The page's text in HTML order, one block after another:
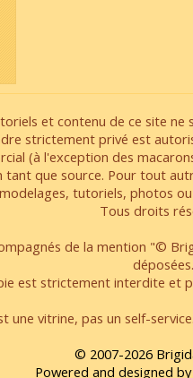
et contenu de ce site
strictement privé est
(à l'exception des
tant que source. Pour tout
tutoriels, photos
Tous droits
de la mention "©
déposées.
est strictement interdite et
une vitrine, pas un self-
© 2007-2026
Powered and designed